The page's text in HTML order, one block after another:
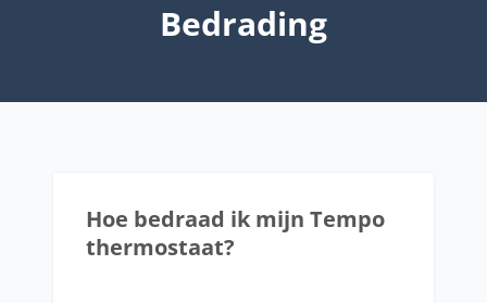
Bedrading
Hoe bedraad ik mijn Tempo
thermostaat?